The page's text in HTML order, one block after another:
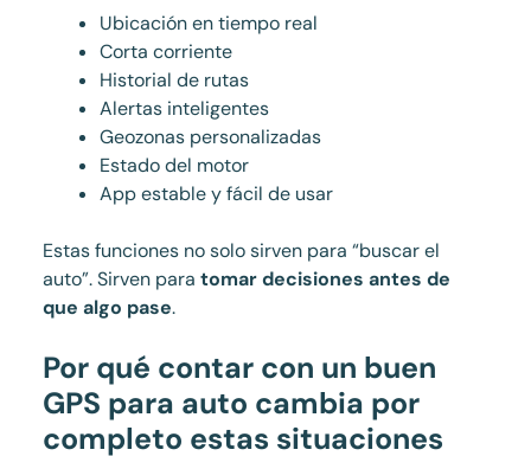
Ubicación en tiempo real
Corta corriente
Historial de rutas
Alertas inteligentes
Geozonas personalizadas
Estado del motor
App estable y fácil de usar
Estas funciones no solo sirven para “buscar el
auto”. Sirven para tomar decisiones antes de
que algo pase.
Por qué contar con un buen
GPS para auto cambia por
completo estas situaciones